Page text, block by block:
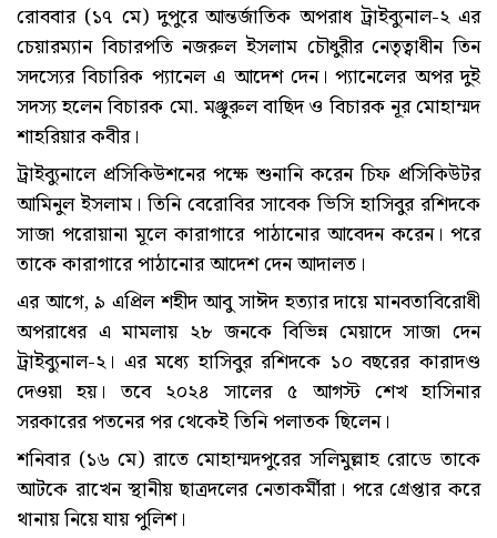
রোববার (১৭ মে) দুপুরে আন্তর্জাতিক অপরাধ ট্রাইব্যুনাল-২ এর
চেয়ারম্যান বিচারপতি নজরুল ইসলাম চৌধুরীর নেতৃত্বাধীন তিন
সদস্যের বিচারিক প্যানেল এ আদেশ দেন। প্যানেলের অপর দুই
সদস্য হলেন বিচারক মো. মঞ্জুরুল বাছিদ ও বিচারক নূর মোহাম্মদ
শাহরিয়ার কবীর।
ট্রাইব্যুনালে প্রসিকিউশনের পক্ষে শুনানি করেন চিফ প্রসিকিউটর
আমিনুল ইসলাম। তিনি বেরোবির সাবেক ভিসি হাসিবুর রশিদকে
সাজা পরোয়ানা মূলে কারাগারে পাঠানোর আবেদন করেন। পরে
তাকে কারাগারে পাঠানোর আদেশ দেন আদালত।
এর আগে, ৯ এপ্রিল শহীদ আবু সাঈদ হত্যার দায়ে মানবতাবিরোধী
অপরাধের এ মামলায় ২৮ জনকে বিভিন্ন মেয়াদে সাজা দেন
ট্রাইব্যুনাল-২। এর মধ্যে হাসিবুর রশিদকে ১০ বছরের কারাদণ্ড
দেওয়া হয়। তবে ২০২৪ সালের ৫ আগস্ট শেখ হাসিনার
সরকারের পতনের পর থেকেই তিনি পলাতক ছিলেন।
শনিবার (১৬ মে) রাতে মোহাম্মদপুরের সলিমুল্লাহ রোডে তাকে
আটকে রাখেন স্থানীয় ছাত্রদলের নেতাকর্মীরা। পরে গ্রেপ্তার করে
থানায় নিয়ে যায় পুলিশ।